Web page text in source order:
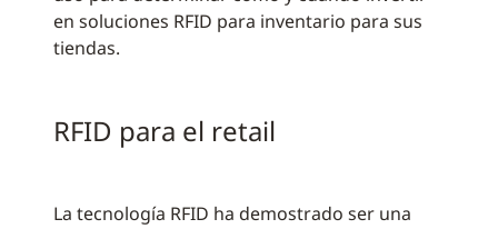
en soluciones RFID para inventario para sus
tiendas.
RFID para el retail
La tecnología RFID ha demostrado ser una